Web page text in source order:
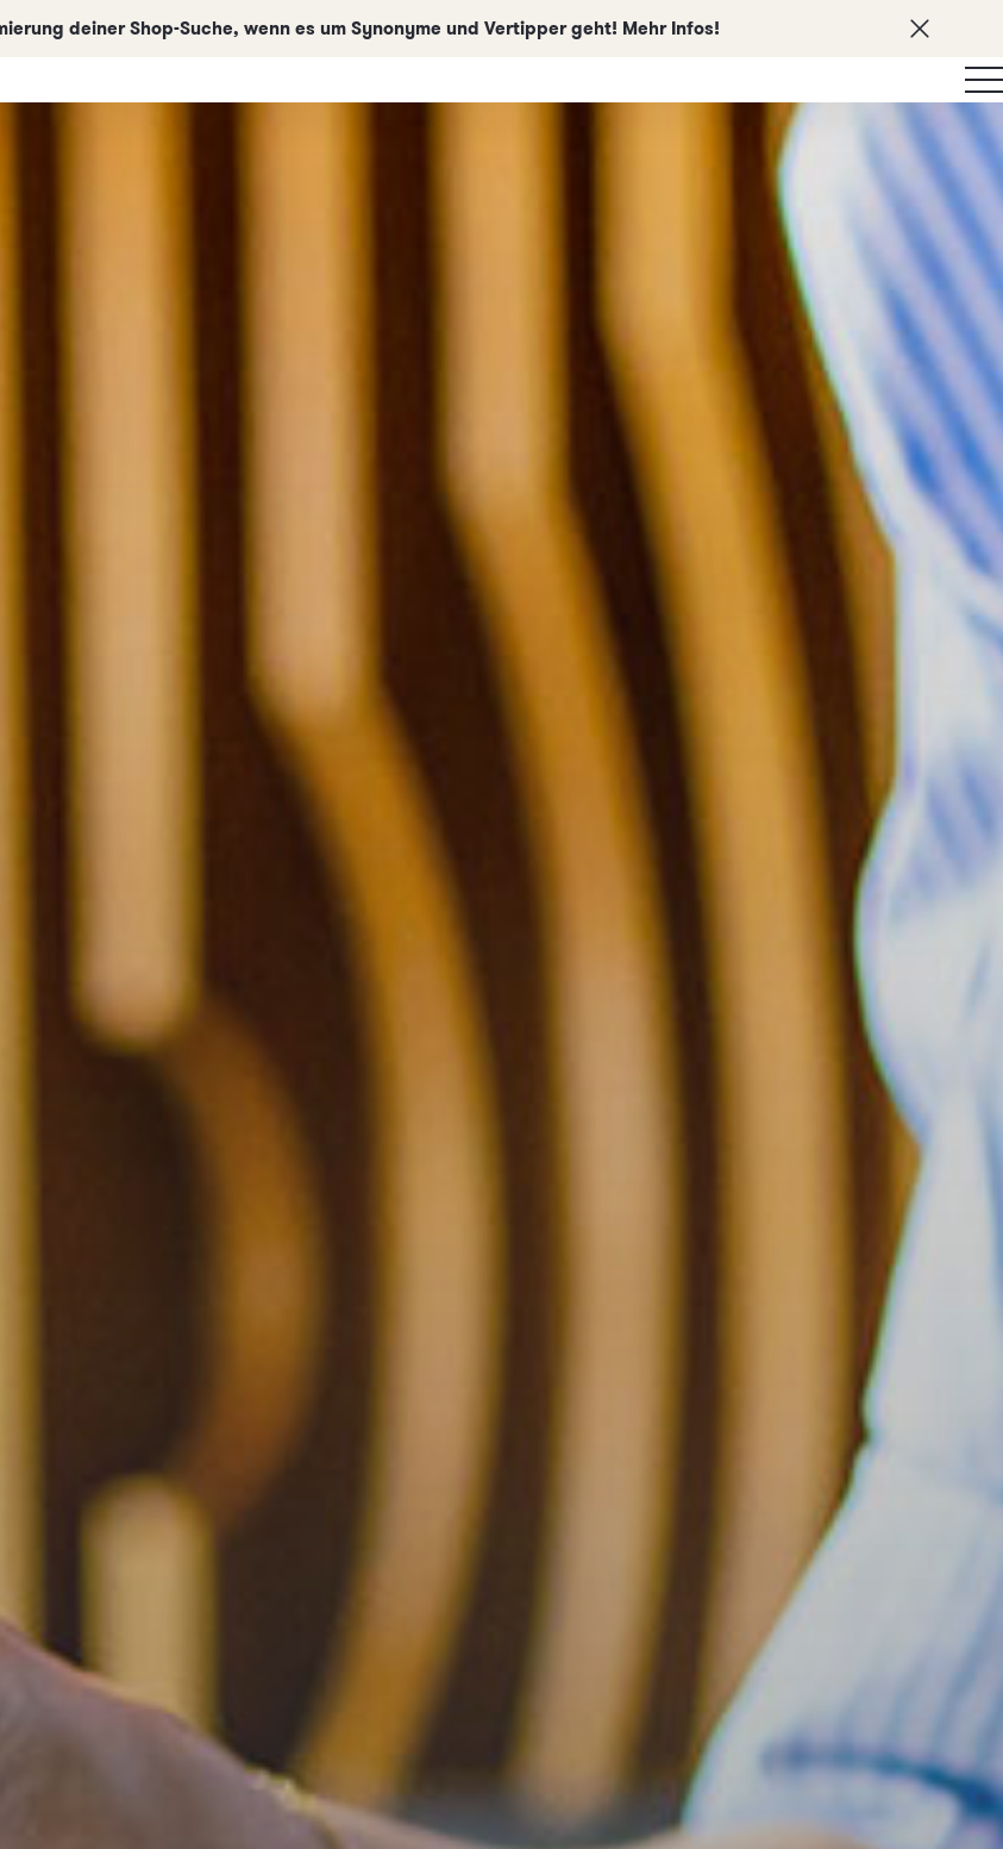
deiner Shop-Suche, wenn es um Synonyme und Vertipper geht! Mehr Infos!